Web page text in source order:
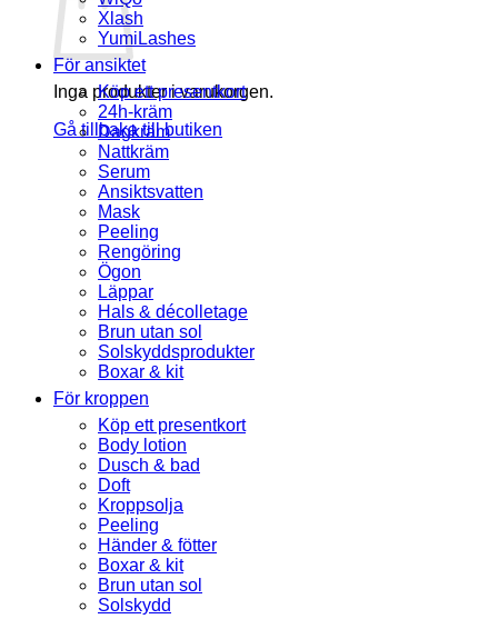
Inga produkter i varukorgen.
Gå tillbaka till butiken
Xlash
YumiLashes
För ansiktet
Köp ett presentkort
24h-kräm
Dagkräm
Nattkräm
Serum
Ansiktsvatten
Mask
Peeling
Rengöring
Ögon
Läppar
Hals & décolletage
Brun utan sol
Solskyddsprodukter
Boxar & kit
För kroppen
Köp ett presentkort
Body lotion
Dusch & bad
Doft
Kroppsolja
Peeling
Händer & fötter
Boxar & kit
Brun utan sol
Solskydd